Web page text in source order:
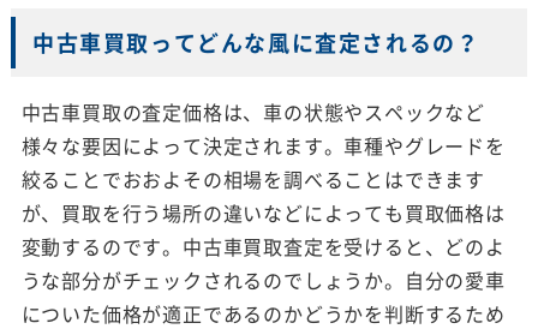
中古車買取ってどんな風に査定されるの？
中古車買取の査定価格は、車の状態やスペックなど
様々な要因によって決定されます。車種やグレードを
絞ることでおおよその相場を調べることはできます
が、買取を行う場所の違いなどによっても買取価格は
変動するのです。中古車買取査定を受けると、どのよ
うな部分がチェックされるのでしょうか。自分の愛車
についた価格が適正であるのかどうかを判断するため